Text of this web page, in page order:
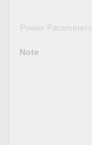
Power Parameters
Note